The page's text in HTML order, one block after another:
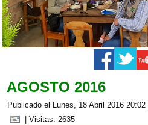
AGOSTO 2016
Publicado el Lunes, 18 Abril 2016 20:02
| Visitas: 2635